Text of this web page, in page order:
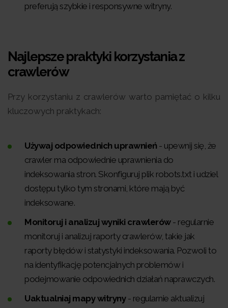
preferują szybkie i responsywne witryny.
Najlepsze praktyki korzystania z
crawlerów
Przy korzystaniu z crawlerów warto pamiętać o kilku
kluczowych praktykach:
Używaj odpowiednich uprawnień - upewnij się, że
crawler ma odpowiednie uprawnienia do
indeksowania stron. Skonfiguruj plik robots.txt i udziel
dostępu tylko tym stronami, które mają być
indeksowane.
Monitoruj i analizuj wyniki crawlerów- regularnie
monitoruj i analizuj raporty crawlerów, takie jak
raporty błędów i statystyki indeksowania. Pozwoli to
na identyfikację potencjalnych problemów i
podejmowanie odpowiednich działań naprawczych.
Uaktualniaj mapy witryny- regularnie aktualizuj